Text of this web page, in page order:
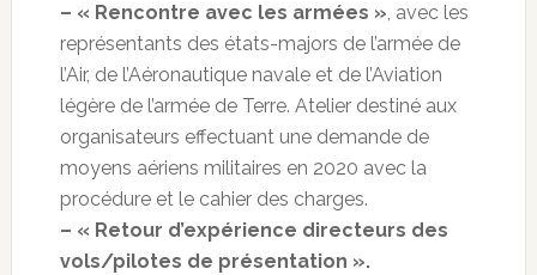
– « Rencontre avec les armées », avec les
représentants des états-majors de l’armée de
l’Air, de l’Aéronautique navale et de l’Aviation
légère de l’armée de Terre. Atelier destiné aux
organisateurs effectuant une demande de
moyens aériens militaires en 2020 avec la
procédure et le cahier des charges.
– « Retour d’expérience directeurs des
vols/pilotes de présentation ».